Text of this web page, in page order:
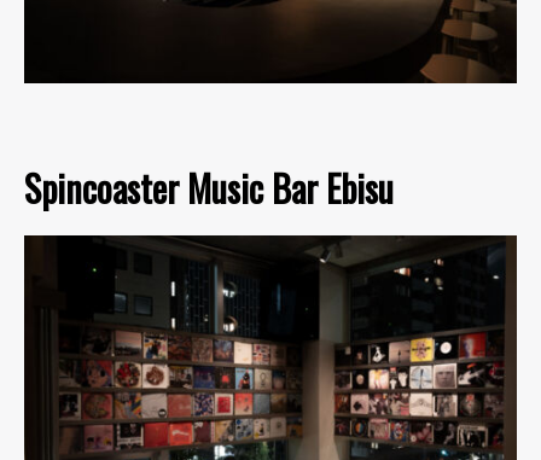
Spincoaster Music Bar Ebisu